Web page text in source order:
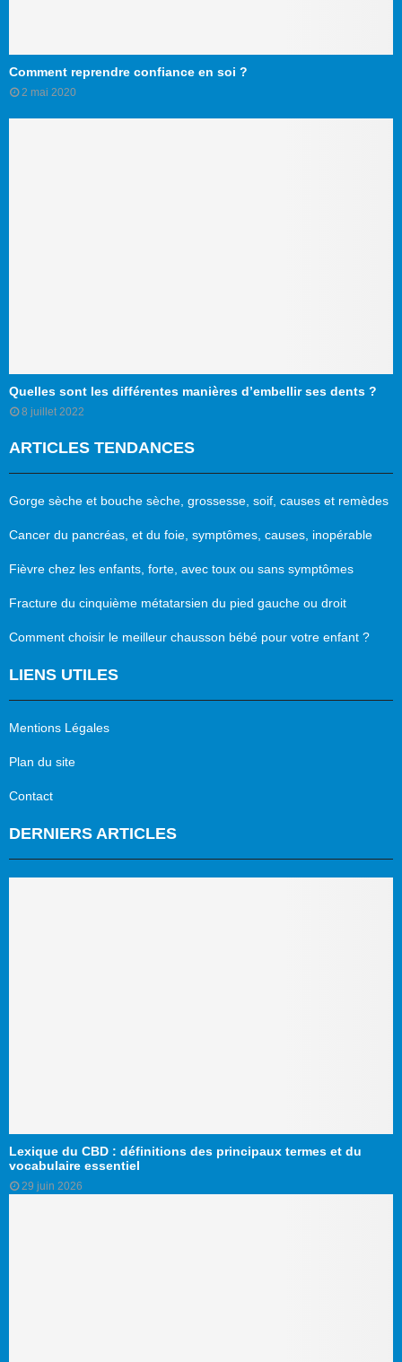
Comment reprendre confiance en soi ?
2 mai 2020
Quelles sont les différentes manières d’embellir ses dents ?
8 juillet 2022
ARTICLES TENDANCES
Gorge sèche et bouche sèche, grossesse, soif, causes et remèdes
Cancer du pancréas, et du foie, symptômes, causes, inopérable
Fièvre chez les enfants, forte, avec toux ou sans symptômes
Fracture du cinquième métatarsien du pied gauche ou droit
Comment choisir le meilleur chausson bébé pour votre enfant ?
LIENS UTILES
Mentions Légales
Plan du site
Contact
DERNIERS ARTICLES
Lexique du CBD : définitions des principaux termes et du
vocabulaire essentiel
29 juin 2026